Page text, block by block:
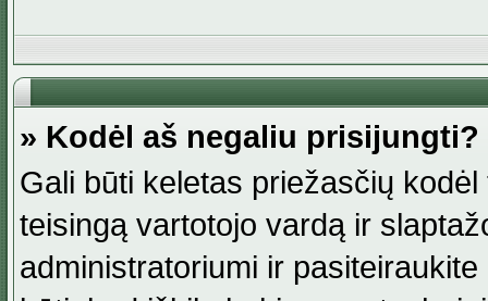
» Kodėl aš negaliu prisijungti?
Gali būti keletas priežasčių
teisingą vartotojo vardą ir
administratoriumi ir